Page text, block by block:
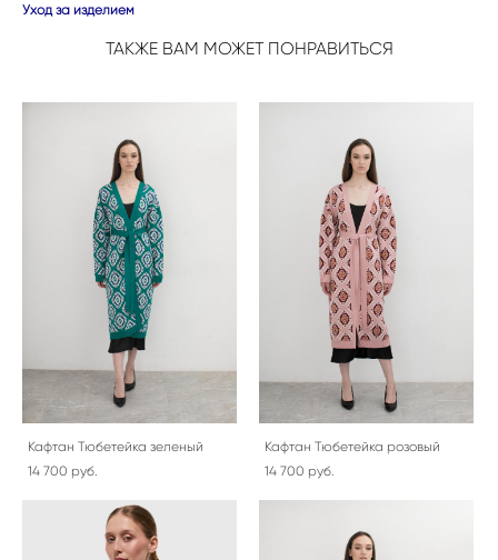
Уход за изделием
ТАКЖЕ ВАМ МОЖЕТ ПОНРАВИТЬСЯ
Кафтан Тюбетейка зеленый
14 700 pуб.
Кафтан Тюбетейка розовый
14 700 pуб.